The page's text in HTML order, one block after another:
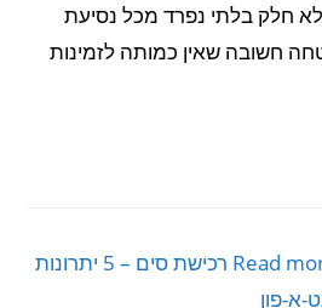
אלא חלק בלתי נפרד מכל נסיעת
חשובה שאין כמותה לזמינות